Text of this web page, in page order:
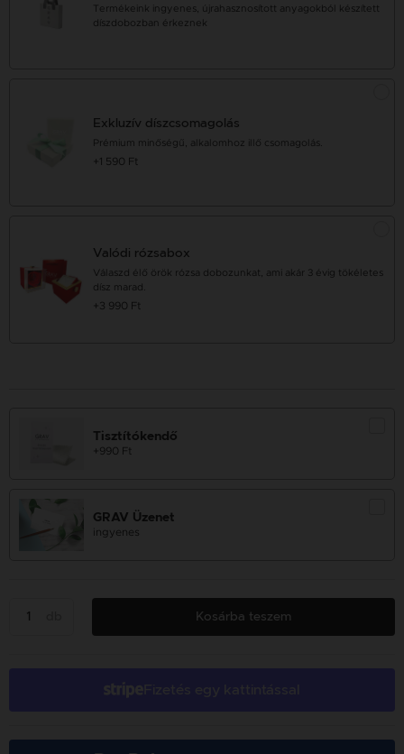
Termékeink ingyenes, újrahasznosított anyagokból készített
díszdobozban érkeznek
Exkluzív díszcsomagolás
Prémium minőségű, alkalomhoz illő csomagolás.
+1 590 Ft
Valódi rózsabox
Válaszd élő örök rózsa dobozunkat, ami akár 3 évig tökéletes
dísz marad.
+3 990 Ft
Tisztítókendő
+990 Ft
GRAV Üzenet
ingyenes
Kosárba teszem